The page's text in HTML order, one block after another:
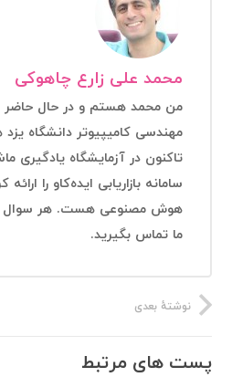
محمد علی زارع چاهوکی
من محمد هستم و در حال حاضر
تاکنون در آزمایشگاه یادگیری
سامانه بازاریابی ایده‌کاو را
هوش مصنوعی هست. هر سوال و
ما تماس بگیرید.
نوشتهٔ بعدی
پست های مرتبط